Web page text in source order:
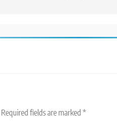
Required fields are marked *